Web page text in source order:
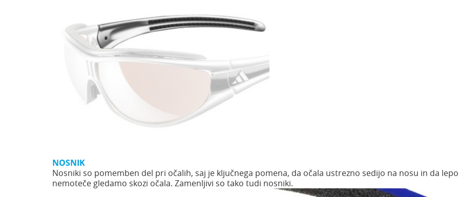
NOSNIK
Nosniki so pomemben del pri očalih, saj je ključnega pomena, da očala ustrezno sedijo na nosu in da
nemoteče gledamo skozi očala. Zamenljivi so tako tudi nosniki.